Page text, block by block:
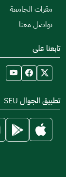
مقرات الجامعة
تواصل معنا
تابعنا على
تطبيق الجوال SEU